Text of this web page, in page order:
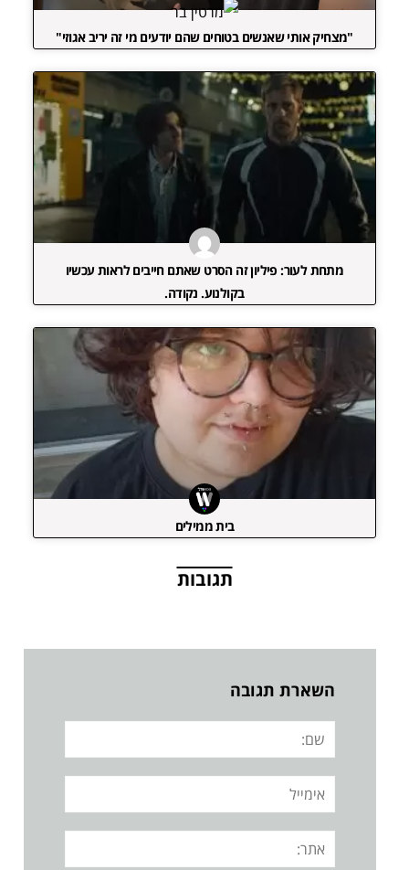
"מצחיק אותי שאנשים בטוחים שהם יודעים מי זה יריב אגוזי"
מתחת לעור: פיליון זה הסרט שאתם חייבים לראות עכשיו
בקולנוע. נקודה.
בית ממילים
תגובות
השארת תגובה
שם:
אימייל
אתר: